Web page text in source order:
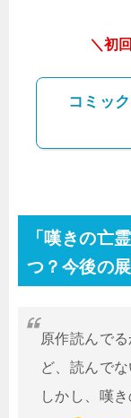
＼初
コミッ
「嘆きの亡
つ？今後の
原作読んで
ど、読んで
しかし、嘆